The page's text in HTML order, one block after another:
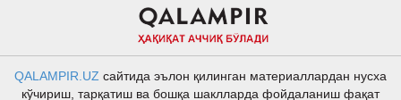
QALAMPIR.UZ сайтида эълон қилинган материаллардан нусха
кўчириш, тарқатиш ва бошқа шаклларда фойдаланиш фақат